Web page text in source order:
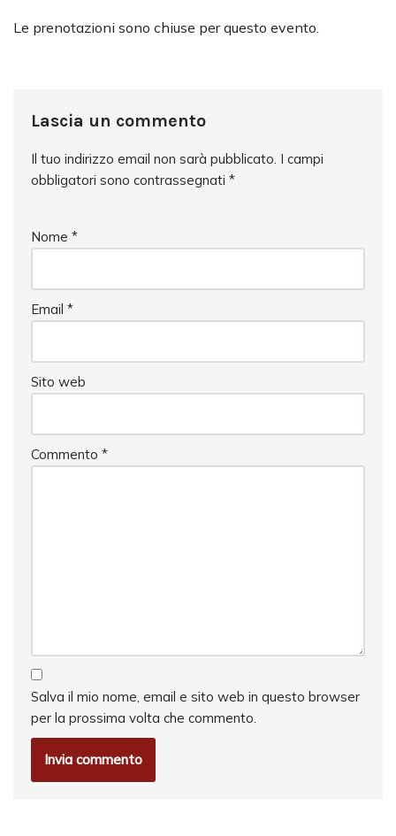
Le prenotazioni sono chiuse per questo evento.
Lascia un commento
Il tuo indirizzo email non sarà pubblicato. I campi
obbligatori sono contrassegnati *
Nome *
Email *
Sito web
Commento *
Salva il mio nome, email e sito web in questo browser
per la prossima volta che commento.